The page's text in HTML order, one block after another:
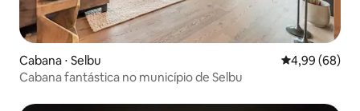
Cabana ⋅ Selbu 4,99 de uma
4,99 (68)
Cabana fantástica no município de Selbu